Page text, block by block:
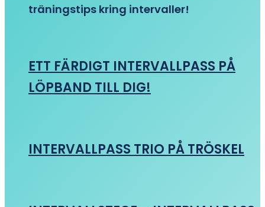
träningstips kring intervaller!
ETT FÄRDIGT INTERVALLPASS PÅ
LÖPBAND TILL DIG!
INTERVALLPASS TRIO PÅ TRÖSKEL